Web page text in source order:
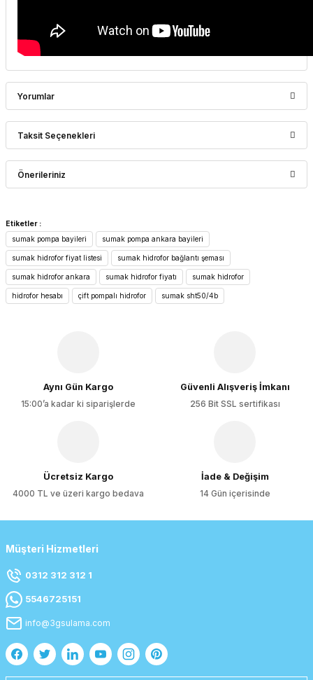
Yorumlar
Bu ürüne ilk yorumu siz yapın!
Taksit Seçenekleri
Önerileriniz
konularda yetersiz gördüğünüz noktaları öneri formunu
kullanarak tarafımıza iletebilirsiniz.
Görüş ve önerileriniz için teşekkür ederiz.
Ürün resmi kalitesiz, bozuk veya görüntülenemiyor.
Etiketler :
sumak pompa bayileri
sumak pompa ankara bayileri
sumak hidrofor fiyat listesi sumak hidrofor bağlantı şeması
sumak hidrofor ankara sumak hidrofor fiyatı sumak hidrofor
hidrofor hesabı çift pompalı hidrofor sumak sht50/4b
Aynı Gün Kargo
15:00’a kadar ki siparişlerde
Güvenli Alışveriş İmkanı
256 Bit SSL sertifikası
Ücretsiz Kargo
4000 TL ve üzeri kargo bedava
İade & Değişim
14 Gün içerisinde
Müşteri Hizmetleri
0312 312 312 1
5546725151
info@3gsulama.com